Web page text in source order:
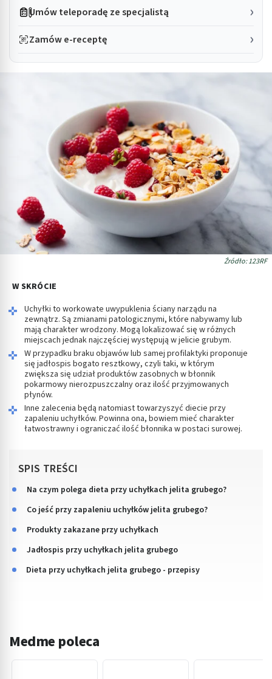
Umów teleporadę ze specjalistą
Zamów e-receptę
Źródło: 123RF
W SKRÓCIE
Uchyłki to workowate uwypuklenia ściany narządu na
zewnątrz. Są zmianami patologicznymi, które nabywamy lub
mają charakter wrodzony. Mogą lokalizować się w różnych
miejscach jednak najczęściej występują w jelicie grubym.
W przypadku braku objawów lub samej profilaktyki proponuje
się jadłospis bogato resztkowy, czyli taki, w którym
zwiększa się udział produktów zasobnych w błonnik
pokarmowy nierozpuszczalny oraz ilość przyjmowanych
płynów.
Inne zalecenia będą natomiast towarzyszyć diecie przy
zapaleniu uchyłków. Powinna ona, bowiem mieć charakter
łatwostrawny i ograniczać ilość błonnika w postaci surowej.
SPIS TREŚCI
Na czym polega dieta przy uchyłkach jelita grubego?
Co jeść przy zapaleniu uchyłków jelita grubego?
Produkty zakazane przy uchyłkach
Jadłospis przy uchyłkach jelita grubego
Dieta przy uchyłkach jelita grubego - przepisy
Medme poleca